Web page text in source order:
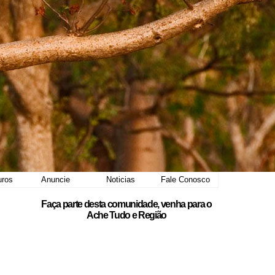
Anuncie Noticias Fale Conosco
Faça parte desta comunidade, venha para o
Ache Tudo e Região